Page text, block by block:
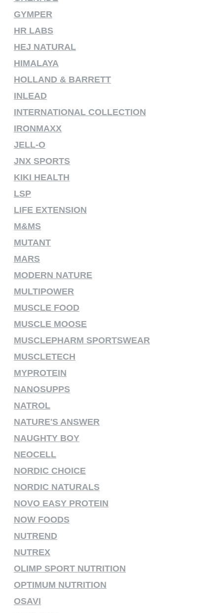
GYMPER
HR LABS
HEJ NATURAL
HIMALAYA
HOLLAND & BARRETT
INLEAD
INTERNATIONAL COLLECTION
IRONMAXX
JELL-O
JNX SPORTS
KIKI HEALTH
LSP
LIFE EXTENSION
M&MS
MUTANT
MARS
MODERN NATURE
MULTIPOWER
MUSCLE FOOD
MUSCLE MOOSE
MUSCLEPHARM SPORTSWEAR
MUSCLETECH
MYPROTEIN
NANOSUPPS
NATROL
NATURE'S ANSWER
NAUGHTY BOY
NEOCELL
NORDIC CHOICE
NORDIC NATURALS
NOVO EASY PROTEIN
NOW FOODS
NUTREND
NUTREX
OLIMP SPORT NUTRITION
OPTIMUM NUTRITION
OSAVI